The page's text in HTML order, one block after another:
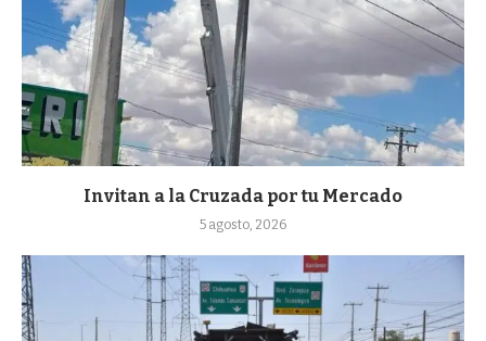
Invitan a la Cruzada por tu Mercado
5 agosto, 2026